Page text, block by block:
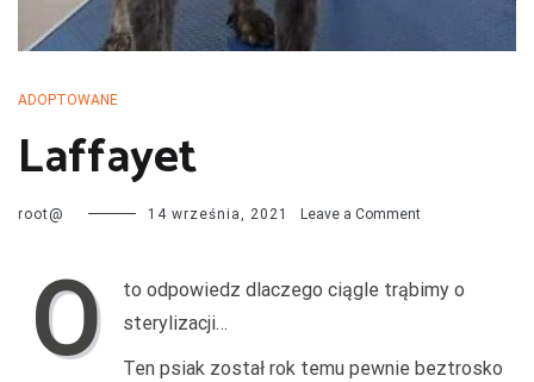
ADOPTOWANE
Laffayet
root@ 14 września, 2021 Leave a Commenton
O
to odpowiedz dlaczego ciągle trąbimy o
sterylizacji…
Ten psiak został rok temu pewnie beztrosko